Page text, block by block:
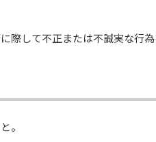
際して不正または不誠実な行
。